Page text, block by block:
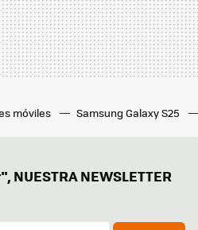
móviles Samsung Galaxy S25
NEWSLETTER